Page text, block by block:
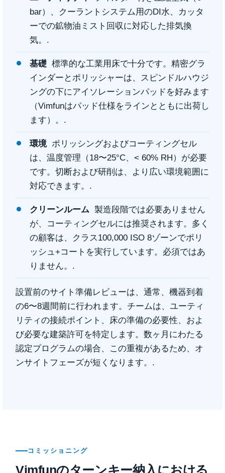
bar）、クーラントシステム用のDI水、カッタ
ーでの鉱物油ミスト回収に対応した排気換
気。.
基礎 標準的な工業用床で十分です。精密グラ
インダーとポリッシャーは、スピンドルハウジ
ングの下にアイソレーションパッドを好みます
（Vimfunはパッド仕様をラインとともに出荷し
ます）。.
環境ポリッシングおよびコーティングセル
は、温度管理（18〜25°C、< 60% RH）が必要
です。切断および研削は、より広い環境範囲に
対応できます。.
クリーンルーム 製造段階では必要ありません
が、コーティングセルには推奨されます。多く
の顧客は、クラス100,000 ISO 8ゾーンでポリ
ッシュ+コートを実行しています。必須ではあ
りません。.
設置前のサイト準備レビューは、通常、機器到着
の6〜8週間前に行われます。チームは、ユーティ
リティの接続ポイント、床の準備の必要性、およ
び必要な建築許可を特定します。数ヶ月にわたる
認定プログラムの場合、この重複があるため、オ
ンサイトフェーズが短くなります。.
コミッショニング
Vimfunのターンキー納入における